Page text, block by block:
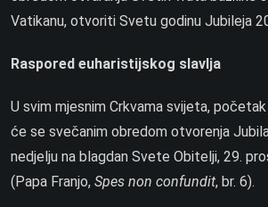
Vatikanu, otvoriti Svetu godinu Jubileja
Raspored euharistijskog slavlja
U svim mjesnim Crkvama svijeta,
će se svečanim obredom otvorenja
nedjelju na blagdan Svete Obitelji, 29.
(Papa Franjo, Spes non confundit, br. 6).